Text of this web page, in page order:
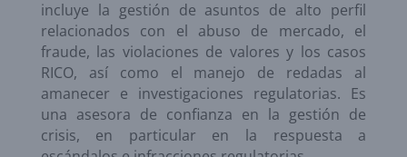
incluye la gestión de asuntos de alto perfil
relacionados con el abuso de mercado, el
fraude, las violaciones de valores y los casos
RICO, así como el manejo de redadas al
amanecer e investigaciones regulatorias. Es
una asesora de confianza en la gestión de
crisis, en particular en la respuesta a